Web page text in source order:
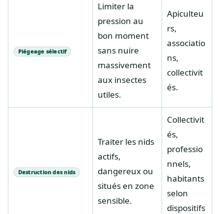
Piégeage sélectif
Limiter la
pression au
bon moment
sans nuire
massivement
aux insectes
utiles.
Apiculteu
rs,
associatio
ns,
collectivit
és.
Destruction des nids
Traiter les nids
actifs,
dangereux ou
situés en zone
sensible.
Collectivit
és,
professio
nnels,
habitants
selon
dispositifs